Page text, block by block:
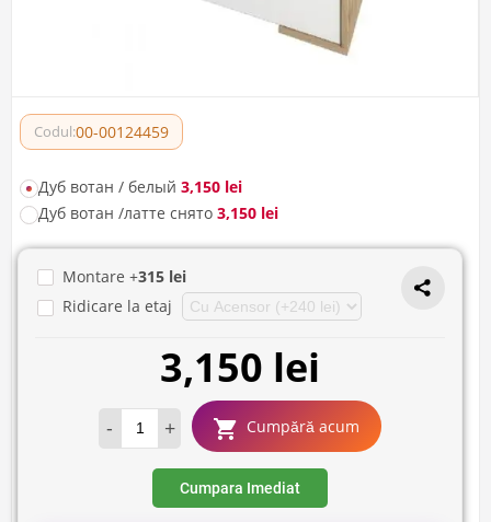
Codul:00-00124459
Дуб вотан / белый 3,150 lei
Дуб вотан /латте снято 3,150 lei
Montare +315 lei
Ridicare la etaj
3,150 lei
- + Cumpără acum
Cumpara Imediat